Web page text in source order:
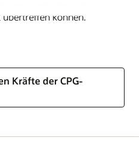
können.
Kräfte der CPG-